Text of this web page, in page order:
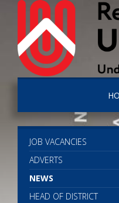
JOB VACANCIES
ADVERTS
NEWS
HEAD OF DISTRICT